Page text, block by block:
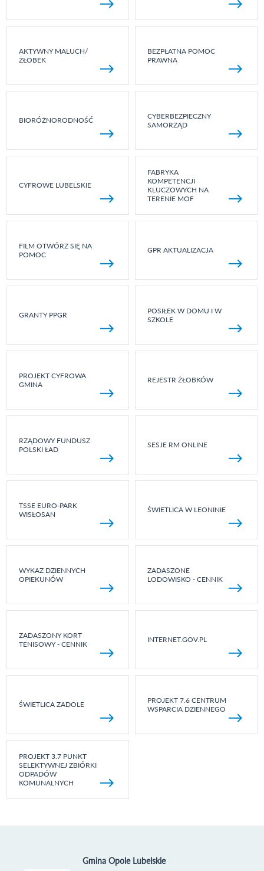
AKTYWNY MALUCH/
ŻŁOBEK
BEZPŁATNA POMOC
PRAWNA
BIORÓŻNORODNOŚĆ
CYBERBEZPIECZNY
SAMORZĄD
CYFROWE LUBELSKIE
FABRYKA
KOMPETENCJI
KLUCZOWYCH NA
TERENIE MOF
FILM OTWÓRZ SIĘ NA
POMOC
GPR AKTUALIZACJA
GRANTY PPGR
POSIŁEK W DOMU I W
SZKOLE
PROJEKT CYFROWA
GMINA
REJESTR ŻŁOBKÓW
RZĄDOWY FUNDUSZ
POLSKI ŁAD
SESJE RM ONLINE
TSSE EURO-PARK
WISŁOSAN
ŚWIETLICA W LEONINIE
WYKAZ DZIENNYCH
OPIEKUNÓW
ZADASZONE
LODOWISKO - CENNIK
ZADASZONY KORT
TENISOWY - CENNIK
INTERNET.GOV.PL
ŚWIETLICA ZADOLE
PROJEKT 7.6 CENTRUM
WSPARCIA DZIENNEGO
PROJEKT 3.7 PUNKT
SELEKTYWNEJ ZBIÓRKI
ODPADÓW
KOMUNALNYCH
Gmina Opole Lubelskie